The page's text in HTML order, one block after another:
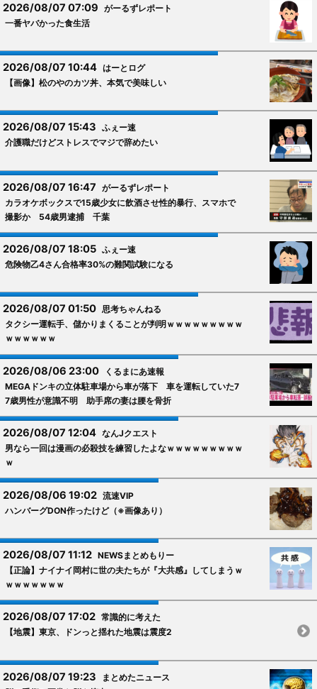
2026/08/07 07:09がーるずレポート
一番ヤバかった食生活
2026/08/07 10:44はーとログ
【画像】松のやのカツ丼、本気で美味しい
2026/08/07 15:43ふぇー速
介護職だけどストレスでマジで辞めたい
2026/08/07 16:47がーるずレポート
カラオケボックスで15歳少女に飲酒させ性的暴行、スマホで
撮影か 54歳男逮捕 千葉
2026/08/07 18:05ふぇー速
危険物乙4さん合格率30%の難関試験になる
2026/08/07 01:50思考ちゃんねる
タクシー運転手、儲かりまくることが判明ｗｗｗｗｗｗｗｗｗ
ｗｗｗｗｗｗ
2026/08/06 23:00くるまにあ速報
MEGAドンキの立体駐車場から車が落下 車を運転していた7
7歳男性が意識不明 助手席の妻は腰を骨折
2026/08/07 12:04なんJクエスト
男なら一回は漫画の必殺技を練習したよなｗｗｗｗｗｗｗｗｗ
ｗ
2026/08/06 19:02流速VIP
ハンバーグDON作ったけど（※画像あり）
2026/08/07 11:12NEWSまとめもりー
【正論】ナイナイ岡村に世の夫たちが『大共感』してしまうｗ
ｗｗｗｗｗｗｗ
2026/08/07 17:02常識的に考えた
【地震】東京、ドンっと揺れた地震は震度2
2026/08/07 19:23まとめたニュース